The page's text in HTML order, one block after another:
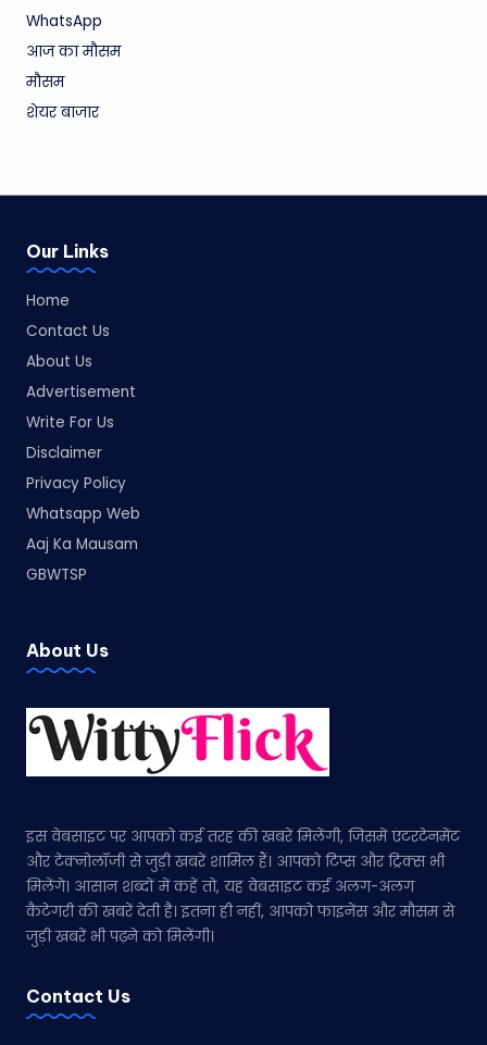
WhatsApp
आज का मौसम
मौसम
शेयर बाजार
Our Links
Home
Contact Us
About Us
Advertisement
Write For Us
Disclaimer
Privacy Policy
Whatsapp Web
Aaj Ka Mausam
GBWTSP
About Us
इस वेबसाइट पर आपको कई तरह की खबरें मिलेंगी, जिसमें एंटरटेनमेंट
और टेक्नोलॉजी से जुड़ी खबरें शामिल हैं। आपको टिप्स और ट्रिक्स भी
मिलेंगे। आसान शब्दों में कहें तो, यह वेबसाइट कई अलग-अलग
कैटेगरी की खबरें देती है। इतना ही नहीं, आपको फाइनेंस और मौसम से
जुड़ी खबरें भी पढ़ने को मिलेंगी।
Contact Us